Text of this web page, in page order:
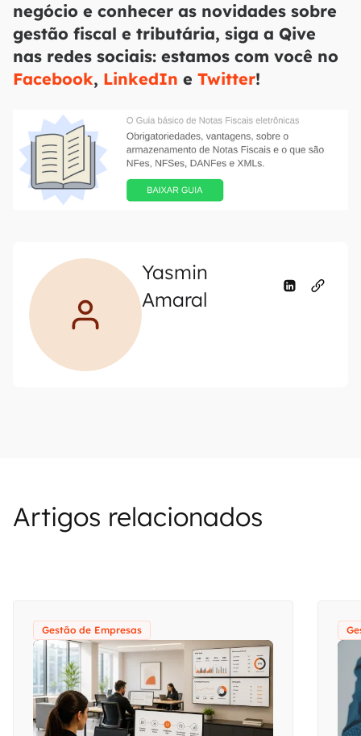
negócio e conhecer as novidades sobre
gestão fiscal e tributária, siga a Qive
nas redes sociais: estamos com você no
Facebook, LinkedIn e Twitter!
Yasmin
Amaral
Artigos relacionados
Gestão de Empresas